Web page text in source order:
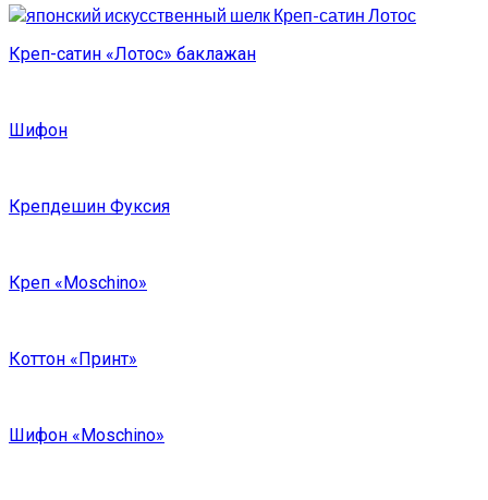
Креп-сатин «Лотос» баклажан
Шифон
Крепдешин Фуксия
Креп «Moschino»
Коттон «Принт»
Шифон «Moschino»